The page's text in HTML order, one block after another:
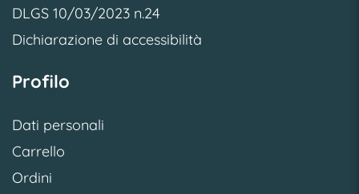
DLGS 10/03/2023 n.24
Dichiarazione di accessibilità
Profilo
Dati personali
Carrello
Ordini